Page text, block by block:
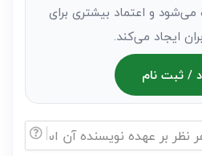
و اعتماد بیشتری برای
ایجاد می‌کند.
/ ثبت نام